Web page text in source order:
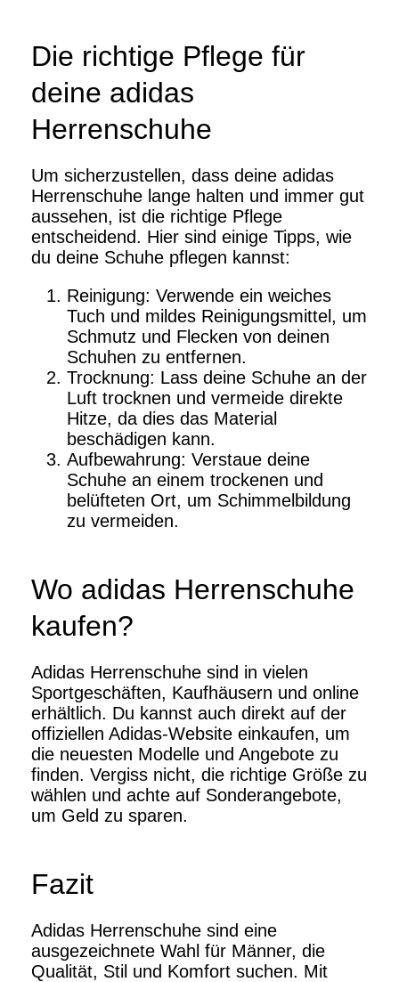
Die richtige Pflege für
deine adidas
Herrenschuhe
Um sicherzustellen, dass deine adidas
Herrenschuhe lange halten und immer gut
aussehen, ist die richtige Pflege
entscheidend. Hier sind einige Tipps, wie
du deine Schuhe pflegen kannst:
Reinigung: Verwende ein weiches
Tuch und mildes Reinigungsmittel, um
Schmutz und Flecken von deinen
Schuhen zu entfernen.
Trocknung: Lass deine Schuhe an der
Luft trocknen und vermeide direkte
Hitze, da dies das Material
beschädigen kann.
Aufbewahrung: Verstaue deine
Schuhe an einem trockenen und
belüfteten Ort, um Schimmelbildung
zu vermeiden.
Wo adidas Herrenschuhe
kaufen?
Adidas Herrenschuhe sind in vielen
Sportgeschäften, Kaufhäusern und online
erhältlich. Du kannst auch direkt auf der
offiziellen Adidas-Website einkaufen, um
die neuesten Modelle und Angebote zu
finden. Vergiss nicht, die richtige Größe zu
wählen und achte auf Sonderangebote,
um Geld zu sparen.
Fazit
Adidas Herrenschuhe sind eine
ausgezeichnete Wahl für Männer, die
Qualität, Stil und Komfort suchen. Mit